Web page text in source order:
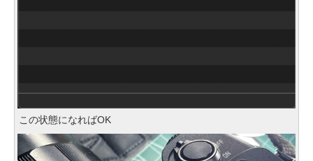
この状態になればOK